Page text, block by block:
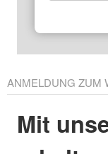
ANMELDUNG ZUM
Mit